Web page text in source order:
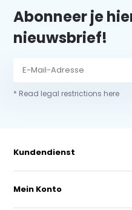
Abonneer je
nieuwsbrief!
* Read legal restrictions here
Kundendienst
Mein Konto